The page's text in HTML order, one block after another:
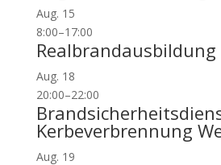
Aug. 15
8:00–17:00
Realbrandausbildung
Aug. 18
20:00–22:00
Kerbeverbrennung
Aug. 19